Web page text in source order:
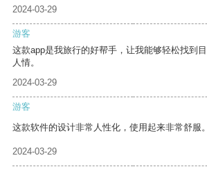
2024-03-29
游客
这款app是我旅行的好帮手，让我能够轻松找到
人情。
2024-03-29
游客
这款软件的设计非常人性化，使用起来非常舒服。
2024-03-29